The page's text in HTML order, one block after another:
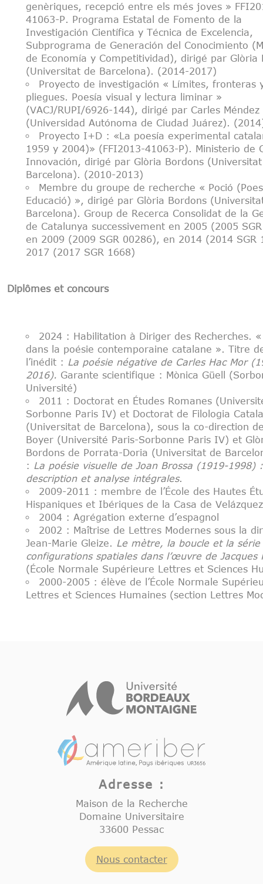
genèriques, recepció entre els més joves »
41063-P. Programa Estatal de Fomento de la
Investigación Científica y Técnica de Excelencia,
Subprograma de Generación del Conocimiento
de Economía y Competitividad), dirigé par Glòria
(Universitat de Barcelona). (2014-2017)
Proyecto de investigación « Límites, fronteras
pliegues. Poesía visual y lectura liminar »
(VACJ/RUPI/6926-144), dirigé par Carles Méndez
(Universidad Autónoma de Ciudad Juárez).
Proyecto I+D : «La poesía experimental
1959 y 2004)» (FFI2013-41063-P). Ministerio de
Innovación, dirigé par Glòria Bordons
Barcelona). (2010-2013)
Membre du groupe de recherche « Poció
Educació) », dirigé par Glòria Bordons
Barcelona). Group de Recerca Consolidat de la
de Catalunya successivement en 2005 (2005
en 2009 (2009 SGR 00286), en 2014 (2014 SGR
2017 (2017 SGR 1668)
Diplômes et concours
2024 : Habilitation à Diriger des Recherches. «
dans la poésie contemporaine catalane ». Titre
l’inédit : La poésie négative de Carles Hac Mor
2016). Garante scientifique : Mònica Güell
Université)
2011 : Doctorat en Études Romanes
Sorbonne Paris IV) et Doctorat de Filologia
(Universitat de Barcelona), sous la co-direction
Boyer (Université Paris-Sorbonne Paris IV) et
Bordons de Porrata-Doria (Universitat de
: La poésie visuelle de Joan Brossa (1919-1998) :
description et analyse intégrales.
2009-2011 : membre de l’École des Hautes
Hispaniques et Ibériques de la Casa de
2004 : Agrégation externe d’espagnol
2002 : Maîtrise de Lettres Modernes sous la
Jean-Marie Gleize. Le mètre, la boucle et la
configurations spatiales dans l’œuvre de Jacques
(École Normale Supérieure Lettres et Sciences
2000-2005 : élève de l’École Normale
Lettres et Sciences Humaines (section Lettres
Adresse :
Maison de la Recherche
Domaine Universitaire
33600 Pessac
Nous contacter